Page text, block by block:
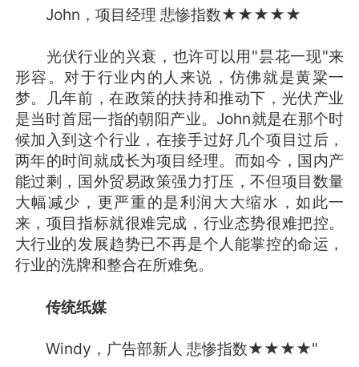
John，项目经理 悲惨指数★★★★★
光伏行业的兴衰，也许可以用"昙花一现"来
形容。对于行业内的人来说，仿佛就是黄粱一
梦。几年前，在政策的扶持和推动下，光伏产业
是当时首屈一指的朝阳产业。John就是在那个时
候加入到这个行业，在接手过好几个项目过后，
两年的时间就成长为项目经理。而如今，国内产
能过剩，国外贸易政策强力打压，不但项目数量
大幅减少，更严重的是利润大大缩水，如此一
来，项目指标就很难完成，行业态势很难把控。
大行业的发展趋势已不再是个人能掌控的命运，
行业的洗牌和整合在所难免。
传统纸媒
Windy，广告部新人 悲惨指数★★★★"